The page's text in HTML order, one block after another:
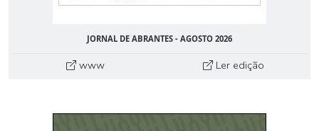
JORNAL DE ABRANTES - AGOSTO 2026
www Ler edição